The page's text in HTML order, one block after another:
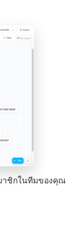
าชิกในทีมของคุณ